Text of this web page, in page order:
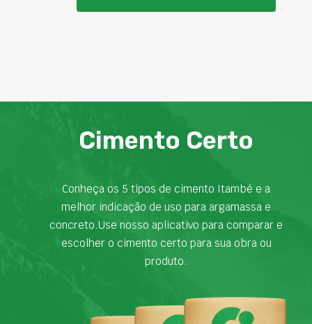
Cimento Certo
Conheça os 5 tipos de cimento Itambé e a
melhor indicação de uso para argamassa e
concreto.Use nosso aplicativo para comparar e
escolher o cimento certo para sua obra ou
produto.